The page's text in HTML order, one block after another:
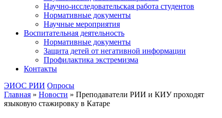
Научно-исследовательская работа студентов
Нормативные документы
Научные мероприятия
Воспитательная деятельность
Нормативные документы
Защита детей от негативной информации
Профилактика экстремизма
Контакты
ЭИОС РИИ Опросы
Главная » Новости » Преподаватели РИИ и КИУ проходят
языковую стажировку в Катаре